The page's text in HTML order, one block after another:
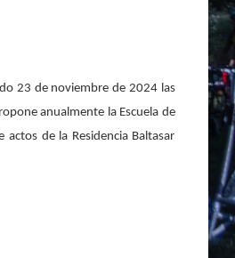
23 de noviembre de 2024 las
anualmente la Escuela de
de la Residencia Baltasar